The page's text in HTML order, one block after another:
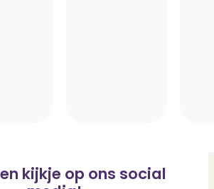
kijkje op ons social